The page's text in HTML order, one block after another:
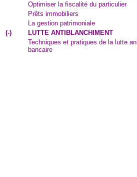
Optimiser la fiscalité du particulier
Prêts immobiliers
La gestion patrimoniale
(-)
LUTTE ANTIBLANCHIMENT
Techniques et pratiques de la lutte
bancaire